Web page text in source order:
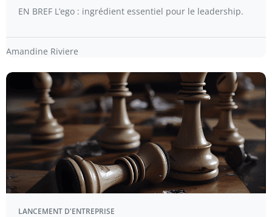
EN BREF L’ego : ingrédient essentiel pour le leadership.
Amandine Riviere
LANCEMENT D'ENTREPRISE